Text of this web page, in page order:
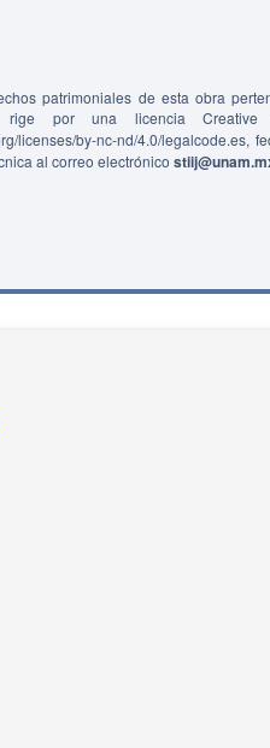
patrimoniales de esta obra
por una licencia Creative
licenses/by-nc-nd/4.0/
al correo electrónico